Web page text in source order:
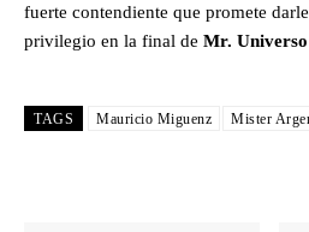
fuerte contendiente que promete
privilegio en la final de Mr.
TAGS Mauricio Miguenz Mister